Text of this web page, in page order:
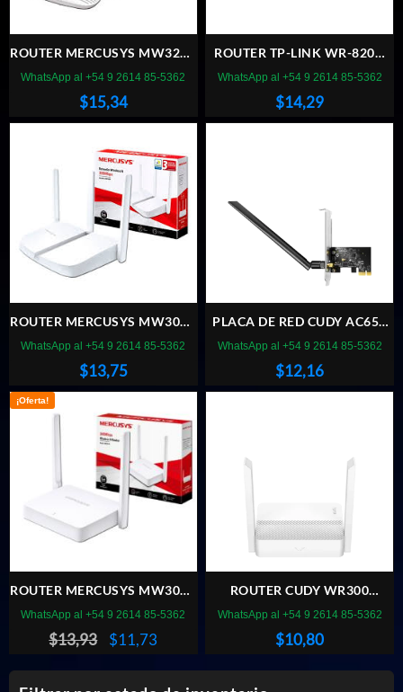
ROUTER MERCUSYS MW325R
WIFI 300 MBPS
$15,34
WhatsApp al +54 9 2614 85-5362
ROUTER TP-LINK WR-820N
5DBI
$14,29
WhatsApp al +54 9 2614 85-5362
ROUTER MERCUSYS MW305R
WIFI 300 MBPS
$13,75
WhatsApp al +54 9 2614 85-5362
PLACA DE RED CUDY AC650
GIGABIT DUAL BAND
$12,16
WhatsApp al +54 9 2614 85-5362
¡Oferta!
ROUTER MERCUSYS MW302R
WIFI 300 MBPS
$13,93
El
original
$11,73
actual
WhatsApp al +54 9 2614 85-5362
ROUTER CUDY WR300
300MBPS
$10,80
WhatsApp al +54 9 2614 85-5362